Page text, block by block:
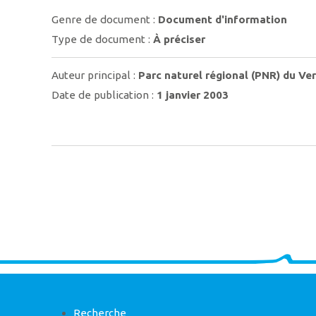
Genre de document : Document d'information
Type de document :À préciser
Auteur principal : Parc naturel régional (PNR) du
Date de publication : 1 janvier 2003
Recherche